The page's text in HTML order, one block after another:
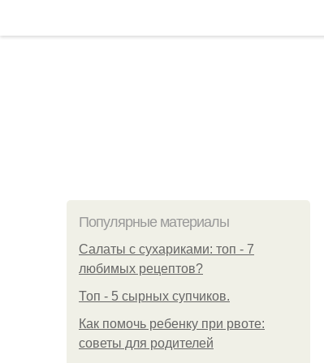
Популярные материалы
Салаты с сухариками: топ - 7
любимых рецептов?
Топ - 5 сырных супчиков.
Как помочь ребенку при рвоте:
советы для родителей